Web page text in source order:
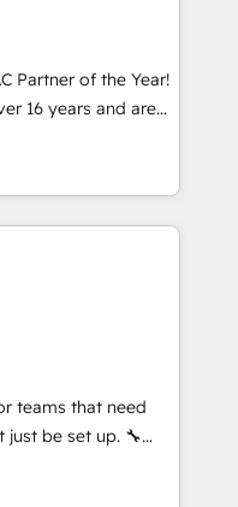
da HubSpot
permitindo
reais com nota
de até 50% na
especializados em
executam rotinas
a Nexforce. Somos
América Latina e
do cliente da
Partner of the Year!
16 years and are
and technically
in
development,
and we contribute
with incredible
on our website,
teams that need
be set up. 🔧
⚡ Highly